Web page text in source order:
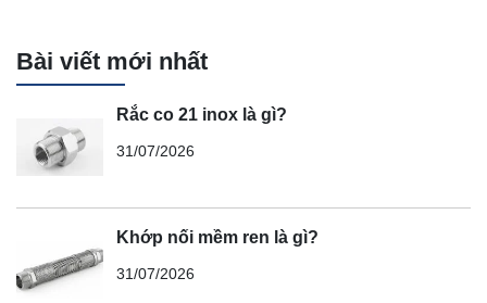
Bài viết mới nhất
Rắc co 21 inox là gì?
31/07/2026
Khớp nối mềm ren là gì?
31/07/2026